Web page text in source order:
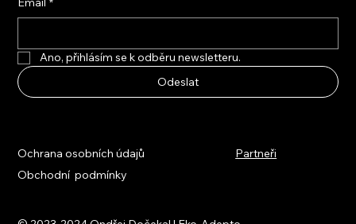
Ano, přihlásím se k odběru newsletteru.
Odeslat
Ochrana osobních údajů
Obchodní podmínky
Partneři